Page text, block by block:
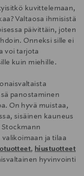
kuvittelemaan,
Valtaosa ihmisistä
päivittäin, joten
Onneksi sille ei
voi tarjota
kuin miehille.
panostaminen
On hyvä muistaa,
sisäinen kauneus
ja tilaa
, hiustuotteet
hyvinvointi